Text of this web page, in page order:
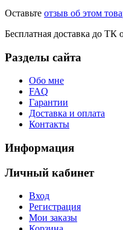
Оставьте отзыв об этом
Бесплатная доставка до ТК
Разделы сайта
Обо мне
FAQ
Гарантии
Доставка и оплата
Контакты
Информация
Личный кабинет
Вход
Регистрация
Мои заказы